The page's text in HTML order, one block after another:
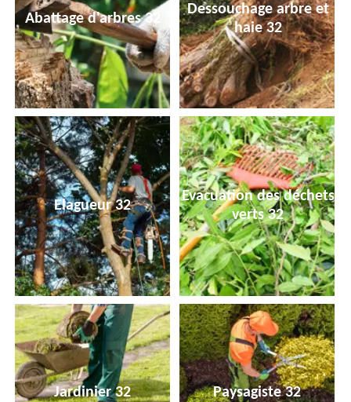
Abattage d'arbres 32
Dessouchage arbre et
haie 32
Elagueur 32
Evacuation des déchets
verts 32
Jardinier 32 Paysagiste 32